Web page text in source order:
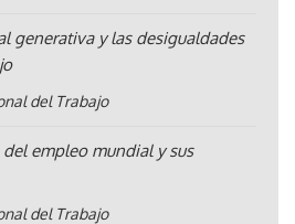
generativa y las desigualdades
del Trabajo
empleo mundial y sus
del Trabajo